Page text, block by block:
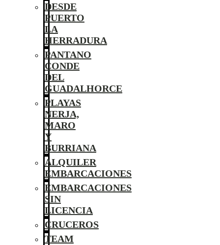
DESDE
PUERTO
LA
HERRADURA
PANTANO
CONDE
DEL
GUADALHORCE
PLAYAS
NERJA,
MARO
Y
BURRIANA
ALQUILER
EMBARCACIONES
EMBARCACIONES
SIN
LICENCIA
CRUCEROS
TEAM